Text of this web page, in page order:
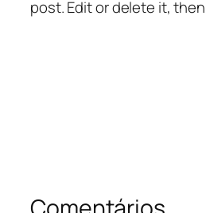
post. Edit or delete it,